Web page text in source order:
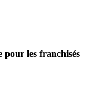
pour les franchisés